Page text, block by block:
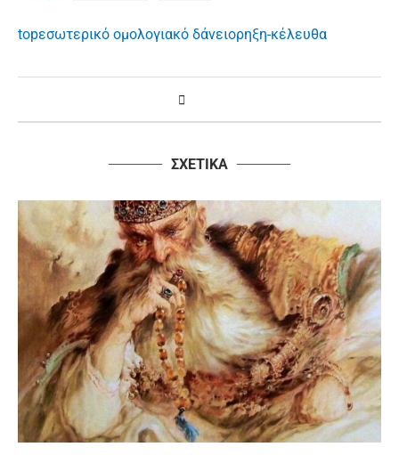
topεσωτερικό ομολογιακό δάνειορηξη-κέλευθα
ΣΧΕΤΙΚΑ